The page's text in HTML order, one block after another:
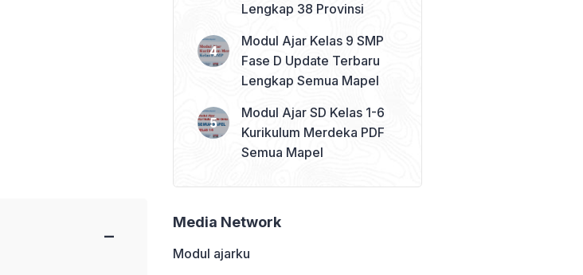
−
Lengkap 38 Provinsi
Modul Ajar Kelas 9 SMP
Fase D Update Terbaru
Lengkap Semua Mapel
Modul Ajar SD Kelas 1-6
Kurikulum Merdeka PDF
Semua Mapel
Media Network
Modul ajarku